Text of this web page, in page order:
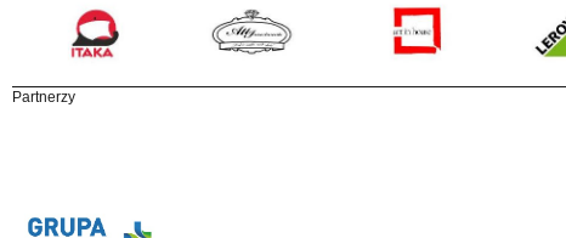
Partnerzy